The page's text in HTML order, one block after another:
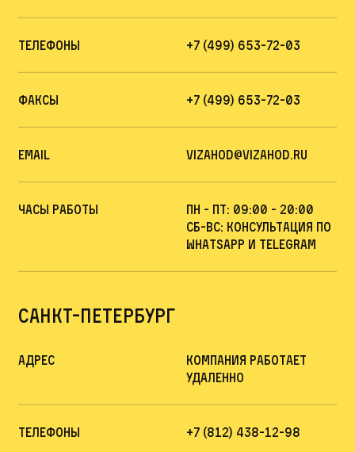
Телефоны +7 (499) 653-72-03
Факсы +7 (499) 653-72-03
Email vizahod@vizahod.ru
Часы работы
пн - пт: 09:00 - 20:00
сб-вс: Консультация по
whatsapp и telegram
Санкт-Петербург
Адрес
компания работает
удаленно
Телефоны +7 (812) 438-12-98